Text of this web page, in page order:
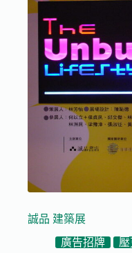
誠品 建築展
廣告招牌